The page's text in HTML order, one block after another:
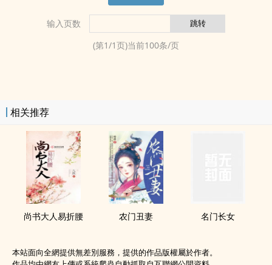
输入页数
(第1/1页)当前100条/页
相关推荐
尚书大人易折腰 农门丑妻 名门长女
本站面向全網提供無差別服務，提供的作品版權屬於作者。